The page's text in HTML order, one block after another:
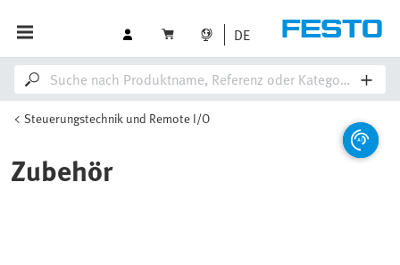
DE
Steuerungstechnik und Remote I/O
Zubehör